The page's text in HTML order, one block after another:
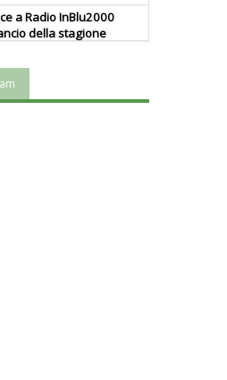
a Radio InBlu2000
della stagione
“Il Parlamento